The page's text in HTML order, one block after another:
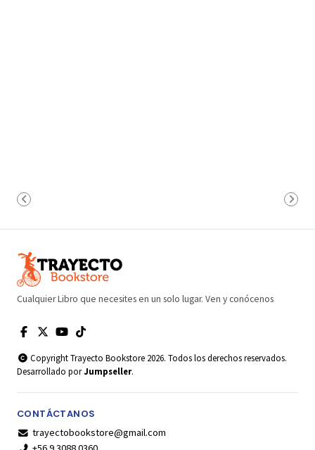
Cualquier Libro que necesites en un solo lugar. Ven y conócenos
Copyright Trayecto Bookstore 2026. Todos los derechos reservados.
Desarrollado porJumpseller.
CONTÁCTANOS
trayectobookstore@gmail.com